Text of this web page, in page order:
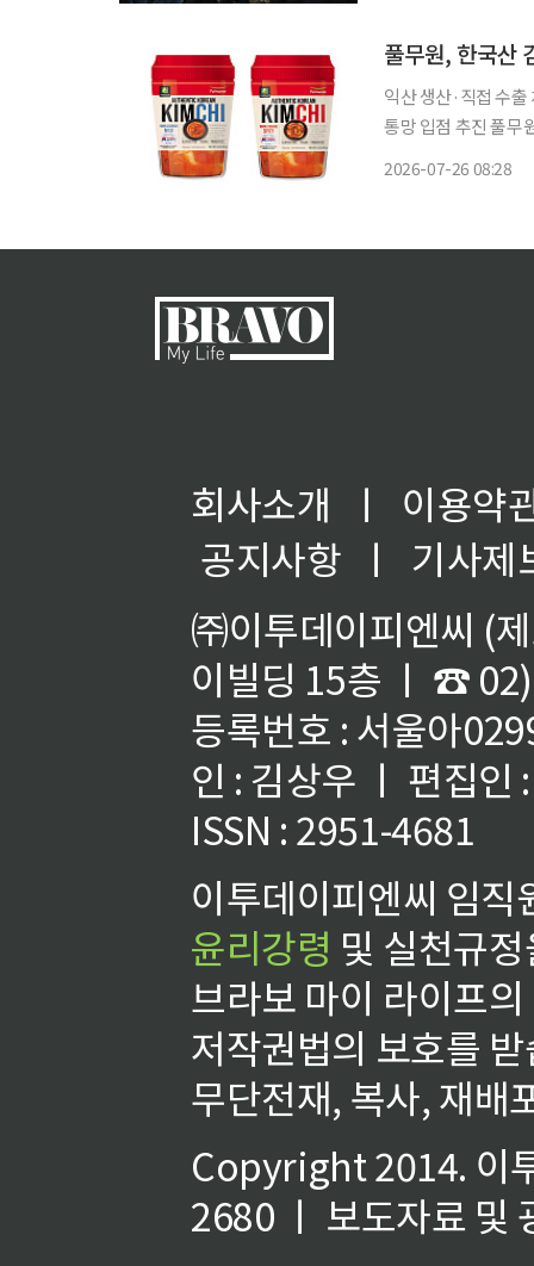
풀무원, 한국산
익산 생산·직접 수
통망 입점 추진 풀무원이 전북 익산에서 생산한 김치를 미국에 직접 공급하는 전략으로 현지
2026-07-26 08:28
회사소개 ㅣ
이용약
공지사항
ㅣ
기사제
㈜이투데이피엔씨 (
이빌딩 15층 ㅣ ☎
등록번호 : 서울아
인 : 김상우 ㅣ 편집인
ISSN : 2951-4681
이투데이피엔씨 임
윤리강령 및 실천규
브라보 마이 라이프
저작권법의 보호를
무단전재, 복사, 재배
Copyright 2014. 이
2680 ㅣ 보도자료